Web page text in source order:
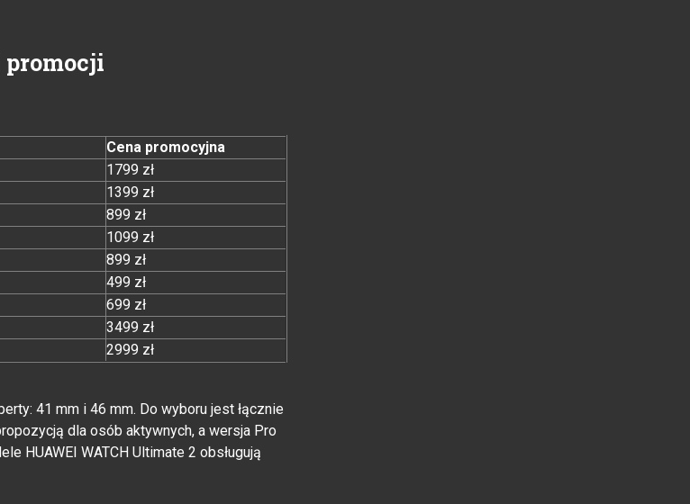
promocji
Cena promocyjna
1799 zł
1399 zł
899 zł
1099 zł
899 zł
499 zł
699 zł
3499 zł
2999 zł
41 mm i 46 mm. Do wyboru jest łącznie
dla osób aktywnych, a wersja Pro
HUAWEI WATCH Ultimate 2 obsługują